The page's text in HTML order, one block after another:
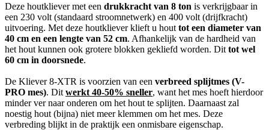
Deze houtkliever met een drukkracht van 8 ton is verkrijgbaar in
een 230 volt (standaard stroomnetwerk) en 400 volt (drijfkracht)
uitvoering. Met deze houtkliever klieft u hout tot een diameter van
40 cm en een lengte van 52 cm. Afhankelijk van de hardheid van
het hout kunnen ook grotere blokken gekliefd worden. Dit tot wel
60 cm in doorsnede.
De Kliever 8-XTR is voorzien van een verbreed splijtmes (V-
PRO mes). Dit werkt 40-50% sneller, want het mes hoeft hierdoor
minder ver naar onderen om het hout te splijten. Daarnaast zal
noestig hout (bijna) niet meer klemmen om het mes. Deze
verbreding blijkt in de praktijk een onmisbare eigenschap.